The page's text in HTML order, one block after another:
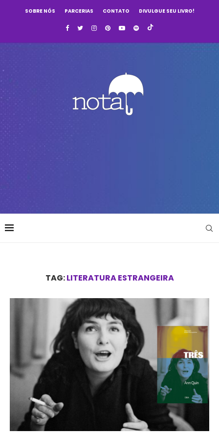
SOBRE NÓS PARCERIAS CONTATO DIVULGUE SEU LIVRO!
TAG:LITERATURA ESTRANGEIRA